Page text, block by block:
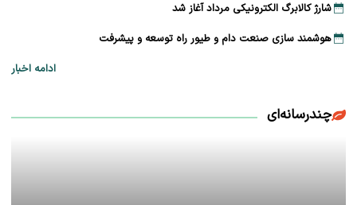
شارژ کالابرگ الکترونیکی مرداد آغاز شد
هوشمند سازی صنعت دام و طیور راه توسعه و پیشرفت
ادامه اخبار
چندرسانه‌ای